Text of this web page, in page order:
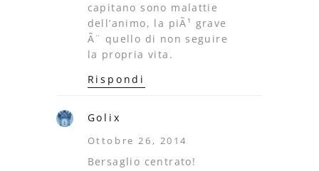
capitano sono malattie
dell’animo, la piÃ¹ grave
Ã¨ quello di non seguire
la propria vita.
Rispondi
Golix
Ottobre 26, 2014
Bersaglio centrato!